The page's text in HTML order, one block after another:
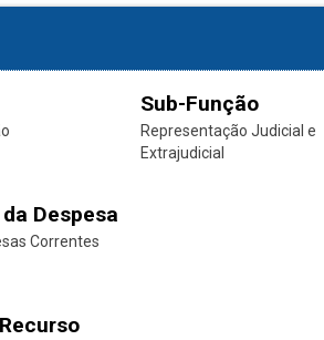
Sub-Função
Representação Judicial e
Extrajudicial
Despesa
Correntes